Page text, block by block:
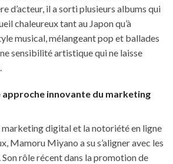
d’acteur, il a sorti plusieurs albums qui
chaleureux tant au Japon qu’à
musical, mélangeant pop et ballades
sensibilité artistique qui ne laisse
approche innovante du marketing
marketing digital et la notoriété en ligne
Mamoru Miyano a su s’aligner avec les
rôle récent dans la promotion de